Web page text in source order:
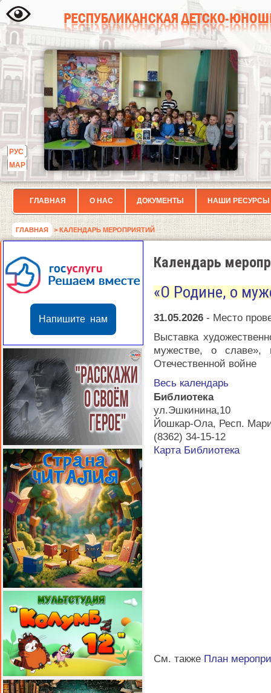
РУС
МАР
ГЛАВНАЯ О НАС ДОКУМЕНТЫ НАШИ РЕСУРСЫ
ГЛАВНАЯ > КАЛЕНДАРЬ МЕРОПРИЯТИЙ
Напишите нам
Календарь
«О Родине, о
31.05.2026 - Место
Выставка
мужестве, о
Отечественной войне
Весь календарь
Библиотека
ул.Эшкинина,10
Йошкар-Ола, Респ.
(8362) 34-15-12
Карта Библиотека
См. также План